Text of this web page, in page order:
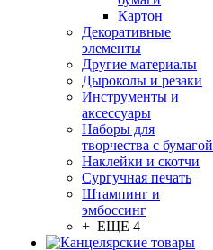
Картон
Декоративные
элементы
Другие материалы
Дыроколы и резаки
Инструменты и
аксессуары
Наборы для
творчества с бумагой
Наклейки и скотчи
Сургучная печать
Штампинг и
эмбоссинг
+ ЕЩЕ 4